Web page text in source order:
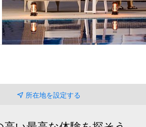
所在地を設定する